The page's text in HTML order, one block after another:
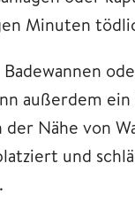
Minuten
außerdem
der Nähe von
und